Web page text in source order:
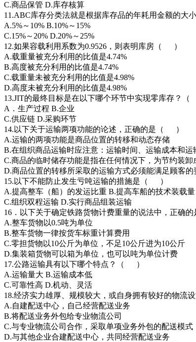
C.商品保管 D.库存核算
11.ABC库存分类法就是根据库存品的年耗用金额的
A.5%～10% B.10%～15%
C.15%～20% D.20%～25%
12.如果容载利用系数为0.9526，则表明库房（ ）
A.载重量被充分利用的比值是4.74%
B.高度被充分利用的比值是4.74%
C.载重量未被充分利用的比值是4.98%
D.高度未被充分利用的比值是4.98%
13.JIT的最终目标是在以下哪个环节中实现零库存？
A．生产过程 B.企业
C.供应链 D.采购环节
14.以下关于运输两项功能的论述，正确的是（ ）
A.运输的两项功能是商品位置的转移和动态存储
B.在组织商品运输时应注意：运输时间、运输成本和运
C.商品的临时储存功能是指在任何情况下，为节约装
D.商品位置的转移所采取的运输方式必须能满足顾客的
15.以下不能防止发生亏吨运输的措施是（ ）
A.提高整车（船）的发运比重 B.提高车船的技术装载量
C.组织双程运输 D.实行商品组装运输
16．以下关于确定铁路货物计费重量的说法中，正确
A.整车货物以0.5吨为单位
B.整车货物一律按货车标重计算费用
C.零担货物以10公斤为单位，不足10公斤进为10公斤
D.集装箱货物可以箱为单位，也可以吨为单位计费
17.公路运输具有以下哪个特点？（ ）
A.运输量大 B.运输成本低
C.可靠性高 D.机动、灵活
18.经济实力雄厚、规模较大，或自身拥有较好的物
A.自建配送中心，自己经营配送业务
B.将配送业务外包给专业物流公司
C.与专业物流公司合作，采取单项业务外包的配送模式
D.与其他企业合建配送中心，共同经营配送业务